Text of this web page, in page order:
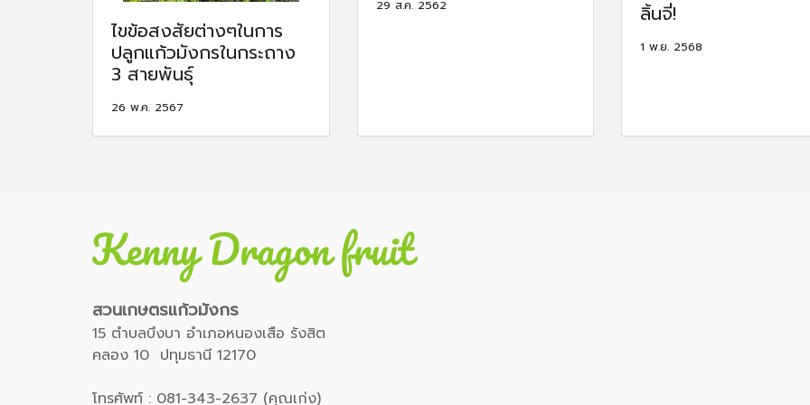
ไขข้อสงสัยต่างๆในการ
ปลูกแก้วมังกรในกระถาง
3 สายพันธ์ุ
26 พ.ค. 2567
29 ส.ค. 2562
ลิ้นจี่!
1 พ.ย. 2568
สวนเกษตรแก้วมังกร
15 ตำบลบึงบา อำเภอหนองเสือ รังสิต
คลอง 10 ปทุมธานี 12170
โทรศัพท์ : 081-343-2637 (คุณเก่ง)